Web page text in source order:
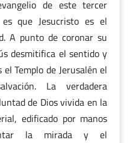
de este tercer
que Jesucristo es el
A punto de coronar su
desmitifica el sentido y
Templo de Jerusalén el
La verdadera
de Dios vivida en la
edificado por manos
la mirada y el